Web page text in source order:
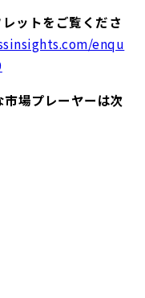
ットをご覧くださ
enqu
場プレーヤーは次